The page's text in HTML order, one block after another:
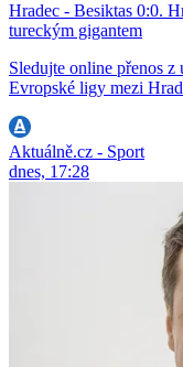
Hradec - Besiktas 0:0.
tureckým gigantem
Sledujte online přenos
Evropské ligy mezi
Aktuálně.cz - Sport
dnes, 17:28